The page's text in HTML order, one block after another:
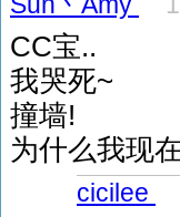
CC宝..
我哭死~
撞墙!
为什么我现
cicilee